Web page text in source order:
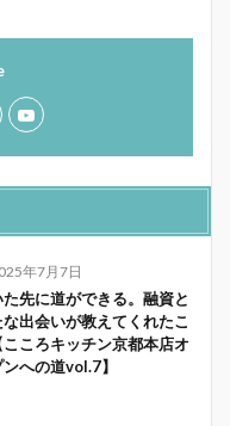
年7月7日
先に道ができる。融資と
出会いが教えてくれたこ
こころキッチン京都本店オ
への道vol.7】